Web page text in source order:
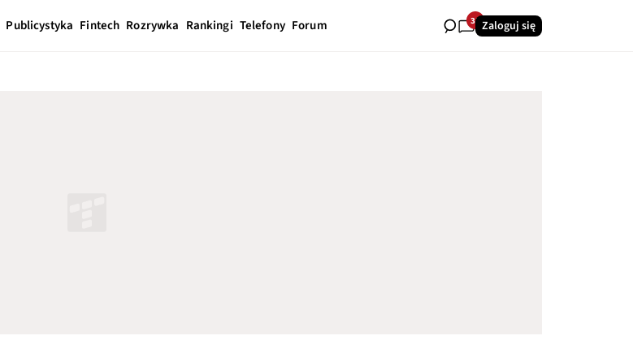
Publicystyka Fintech Rozrywka Rankingi Telefony Forum 31Zaloguj się